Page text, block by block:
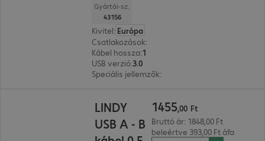
Gyártói-sz.
43156
Kivitel: Európa
Csatlakozások:
Kábel hossza:
USB verzió:3.0
Speciális jellemzők:
LINDY
USB A - B
1455,00 Ft
Bruttó ár: 1848,00 Ft
beleértve 393,00 Ft áfa